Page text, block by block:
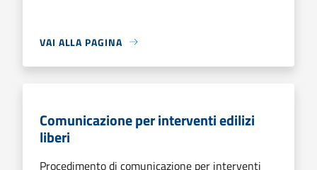
VAI ALLA PAGINA
Comunicazione per interventi edilizi
liberi
Procedimento di comunicazione per interventi